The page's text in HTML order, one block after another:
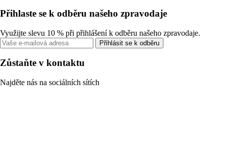
Přihlaste se k odběru našeho zpravodaje
Využijte slevu 10 % při přihlášení k odběru našeho zpravodaje.
Přihlásit se k odběru
Zůstaňte v kontaktu
Najděte nás na sociálních sítích